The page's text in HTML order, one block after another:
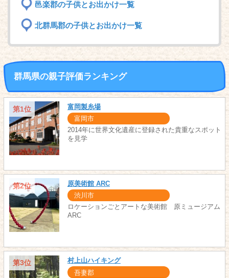
邑楽郡の子供とお出かけ一覧
北群馬郡の子供とお出かけ一覧
群馬県の親子評価ランキング
第1位 富岡製糸場
富岡市
2014年に世界文化遺産に登録された貴重なスポット
を見学
第2位 原美術館 ARC
渋川市
ロケーションごとアートな美術館 原ミュージアム
ARC
第3位 村上山ハイキング
吾妻郡